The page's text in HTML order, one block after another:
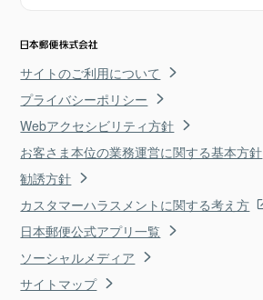
サイトのご利用について
プライバシーポリシー
Webアクセシビリティ方針
お客さま本位の業務運営に関する基本方針
勧誘方針
カスタマーハラスメントに関する考え方
日本郵便公式アプリ一覧
ソーシャルメディア
サイトマップ